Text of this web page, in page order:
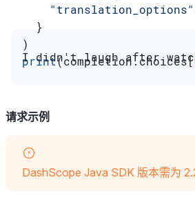
    "translation_options"
  }
)
print(completion.choices[
I didn't laugh after
请求示例
DashScope Java SDK 版本需为